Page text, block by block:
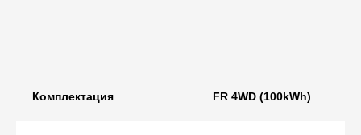
Комплектация FR 4WD (100kWh)